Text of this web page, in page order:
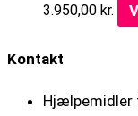
3.950,00 kr.
Kontakt
Hjælpemidler